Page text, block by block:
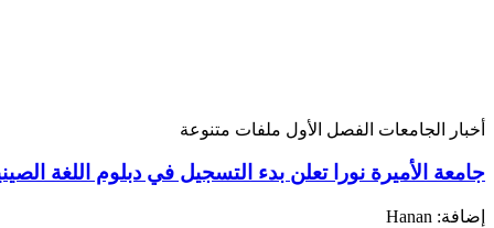
أخبار الجامعات الفصل الأول ملفات متنوعة
جامعة الأميرة نورا تعلن بدء التسجيل في دبلوم اللغة
إضافة: Hanan